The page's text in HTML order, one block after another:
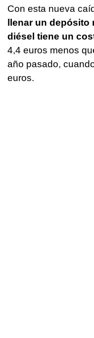
Con esta nueva
llenar un depósito
diésel tiene un
4,4 euros menos
año pasado,
euros.